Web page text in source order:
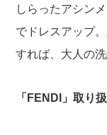
しらったアシン
でドレスアップ
すれば、大人の
「FENDI 」取り